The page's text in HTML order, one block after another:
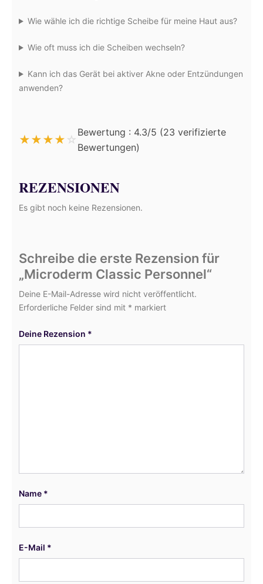
Wie wähle ich die richtige Scheibe für meine Haut aus?
Wie oft muss ich die Scheiben wechseln?
Kann ich das Gerät bei aktiver Akne oder Entzündungen
anwenden?
★★★★ ☆
Bewertung : 4.3/5 (23 verifizierte
Bewertungen)
REZENSIONEN
Es gibt noch keine Rezensionen.
Schreibe die erste Rezension für
„Microderm Classic Personnel“
Deine E-Mail-Adresse wird nicht veröffentlicht.
Erforderliche Felder sind mit * markiert
Deine Rezension *
Name *
E-Mail *